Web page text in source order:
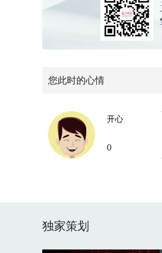
您此时的心情
开心
0
独家策划